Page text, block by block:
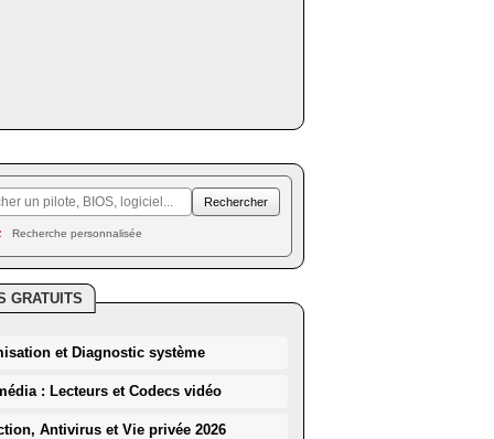
Recherche personnalisée
GRATUITS
et Diagnostic système
: Lecteurs et Codecs vidéo
Antivirus et Vie privée 2026